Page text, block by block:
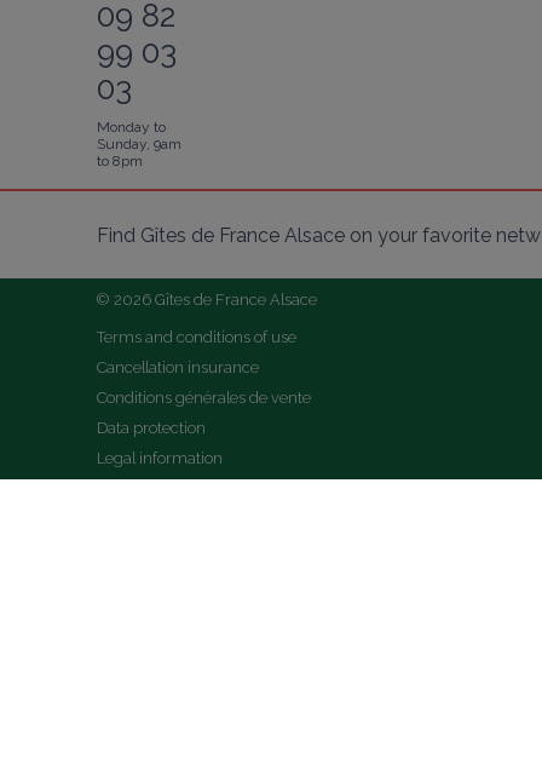
09 82
99 03
03
Monday to
Sunday, 9am
to 8pm
Find Gîtes de France Alsace on your favorite
© 2026 Gîtes de France Alsace
Terms and conditions of use
Cancellation insurance
Conditions générales de vente
Data protection
Legal information